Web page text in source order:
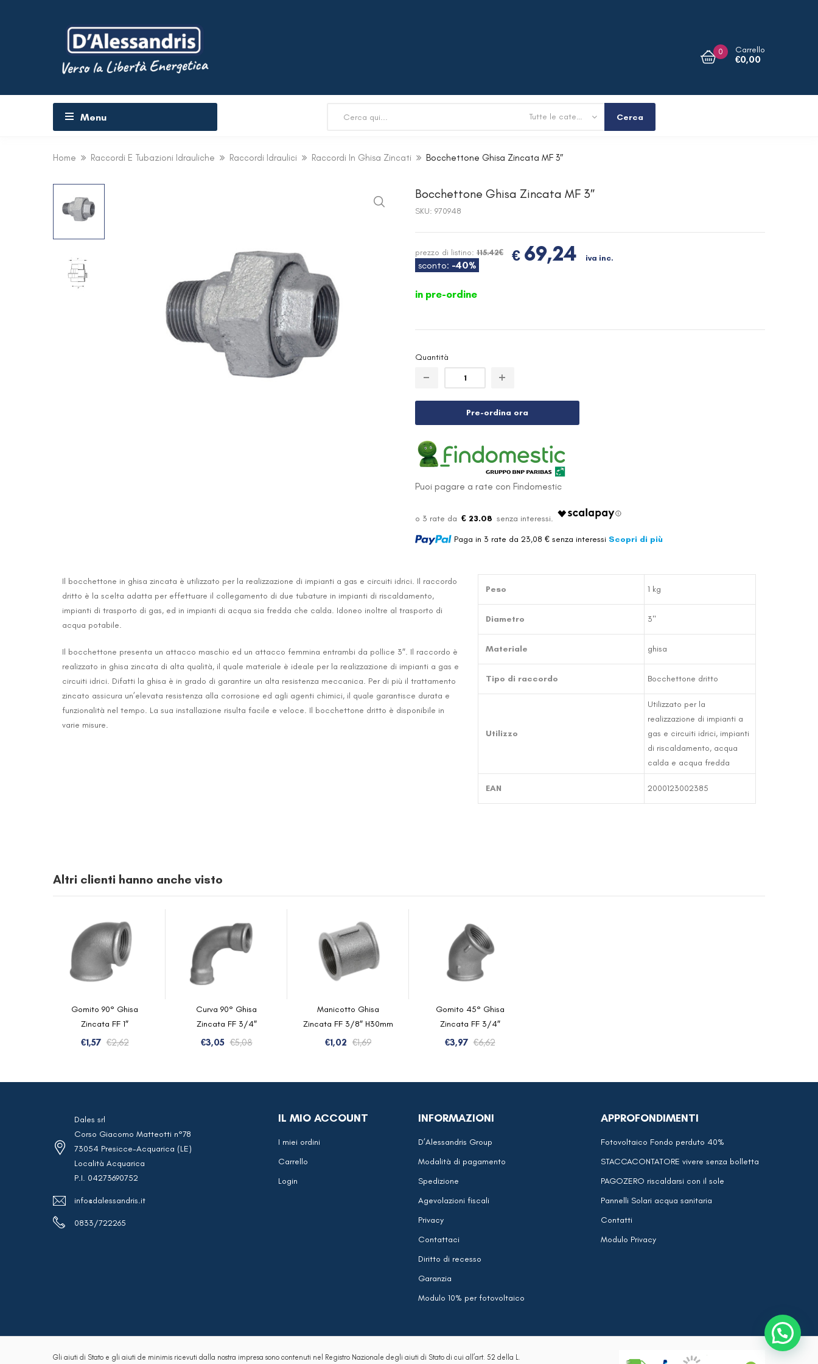
0 Carrello
€0,00
Menu Tutte le categorie Cerca
Home Raccordi E Tubazioni Idrauliche Raccordi Idraulici Raccordi In Ghisa Zincati Bocchettone Ghisa Zincata MF 3″
Bocchettone Ghisa Zincata MF 3″
SKU: 970948
prezzo di listino: 115.42€
sconto: -40%
€ 69,24 iva inc.
in pre-ordine
Quantità
Pre-ordina ora
Puoi pagare a rate con Findomestic
€ 23.08
Paga in 3 rate da 23,08 € senza interessi Scopri di più
Il bocchettone in ghisa zincata è utilizzato per la realizzazione di impianti a gas e circuiti idrici. Il raccordo
dritto è la scelta adatta per effettuare il collegamento di due tubature in impianti di riscaldamento,
impianti di trasporto di gas, ed in impianti di acqua sia fredda che calda. Idoneo inoltre al trasporto di
acqua potabile.
Il bocchettone presenta un attacco maschio ed un attacco femmina entrambi da pollice 3″. Il raccordo è
realizzato in ghisa zincata di alta qualità, il quale materiale è ideale per la realizzazione di impianti a gas e
circuiti idrici. Difatti la ghisa è in grado di garantire un alta resistenza meccanica. Per di più il trattamento
zincato assicura un’elevata resistenza alla corrosione ed agli agenti chimici, il quale garantisce durata e
funzionalità nel tempo. La sua installazione risulta facile e veloce. Il bocchettone dritto è disponibile in
varie misure.
Peso 1 kg
Diametro 3"
Materiale ghisa
Tipo di raccordo Bocchettone dritto
Utilizzo
Utilizzato per la
realizzazione di impianti a
gas e circuiti idrici, impianti
di riscaldamento, acqua
calda e acqua fredda
EAN 2000123002385
Altri clienti hanno anche visto
Gomito 90° Ghisa
Zincata FF 1″
€2,62Il
era:
€1,57
Il
è:
Curva 90° Ghisa
Zincata FF 3/4″
€5,08Il
era:
€3,05
Il
è:
Manicotto Ghisa
Zincata FF 3/8″ H30mm
€1,69Il
era:
€1,02
Il
è:
Gomito 45° Ghisa
Zincata FF 3/4″
€6,62Il
era:
€3,97
Il
è:
Dales srl
Corso Giacomo Matteotti n°78
73054 Presicce-Acquarica (LE)
Località Acquarica
P.I. 04273690752
info@dalessandris.it
0833/722265
IL MIO ACCOUNT
I miei ordini
Carrello
Login
INFORMAZIONI
D’Alessandris Group
Modalità di pagamento
Spedizione
Agevolazioni fiscali
Privacy
Contattaci
Diritto di recesso
Garanzia
Modulo 10% per fotovoltaico
APPROFONDIMENTI
Fotovoltaico Fondo perduto 40%
STACCACONTATORE vivere senza bolletta
PAGOZERO riscaldarsi con il sole
Pannelli Solari acqua sanitaria
Contatti
Modulo Privacy
Gli aiuti di Stato e gli aiuti de minimis ricevuti dalla nostra impresa sono contenuti nel Registro Nazionale degli aiuti di Stato di cui all’art. 52 della L.